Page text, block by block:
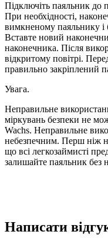
Підключіть паяльник до
При необхідності,
вимкненому паяльнику і
Вставте новий
наконечника. Після
відкритому повітрі.
правильно закріплений
Увага.
Неправильне
міркувань безпеки не
Wachs. Неправильне
небезпечним. Перш ніж
що всі легкозаймисті
залишайте паяльник без
Написати